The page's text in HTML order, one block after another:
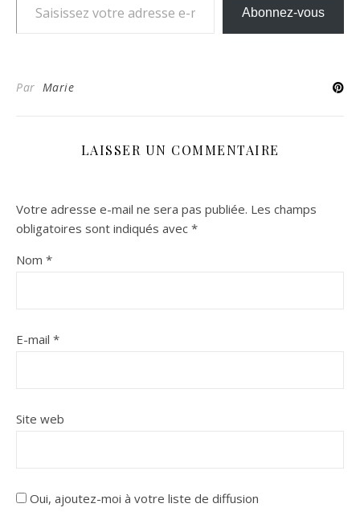
Abonnez-vous
Par Marie
LAISSER UN COMMENTAIRE
Votre adresse e-mail ne sera pas publiée. Les champs
obligatoires sont indiqués avec *
Nom *
E-mail *
Site web
Oui, ajoutez-moi à votre liste de diffusion